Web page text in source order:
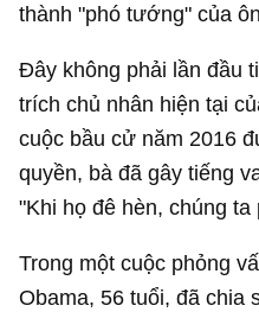
thành "phó tướng" của
Đây không phải lần đầu
trích chủ nhân hiện tại
cuộc bầu cử năm 2016
quyền, bà đã gây tiếng
"Khi họ đê hèn, chúng
Trong một cuộc phỏng
Obama, 56 tuổi, đã chia